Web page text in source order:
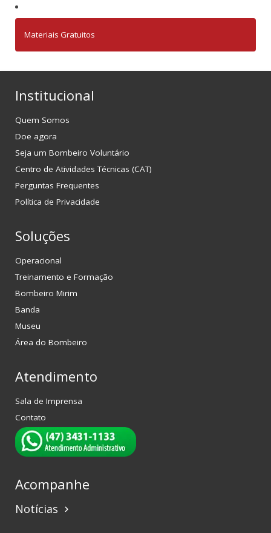
Materiais Gratuitos
Institucional
Quem Somos
Doe agora
Seja um Bombeiro Voluntário
Centro de Atividades Técnicas (CAT)
Perguntas Frequentes
Política de Privacidade
Soluções
Operacional
Treinamento e Formação
Bombeiro Mirim
Banda
Museu
Área do Bombeiro
Atendimento
Sala de Imprensa
Contato
Acompanhe
Notícias keyboard_arrow_right